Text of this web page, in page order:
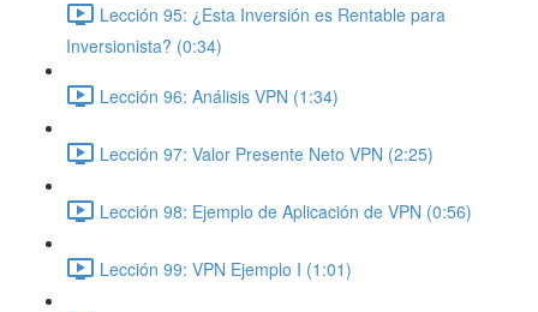
Lección 95: ¿Esta Inversión es Rentable para
Inversionista? (0:34)
Lección 96: Análisis VPN (1:34)
Lección 97: Valor Presente Neto VPN (2:25)
Lección 98: Ejemplo de Aplicación de VPN (0:56)
Lección 99: VPN Ejemplo I (1:01)